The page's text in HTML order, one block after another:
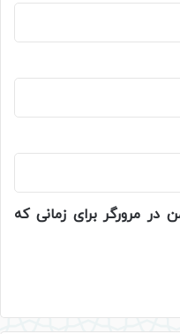
در مرورگر برای زمانی که